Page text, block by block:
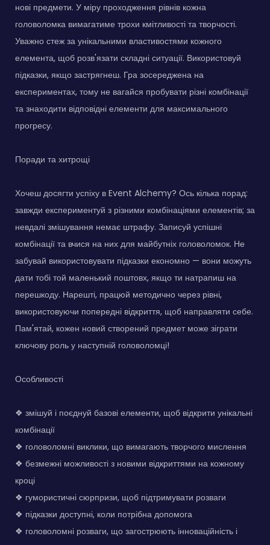
нові предмети. У міру проходження рівнів кожна
головоломка вимагатиме трохи кмітливості та творчості.
Уважно стеж за унікальними властивостями кожного
елемента, щоб розв'язати складні ситуації. Використовуй
підказки, якщо застрягнеш. Гра зосереджена на
експериментах, тому не вагайся пробувати різні комбінації
та знаходити відповідні елементи для максимального
прогресу.
Поради та хитрощі
Хочеш досягти успіху в Event Alchemy? Ось кілька порад:
завжди експериментуй з різними комбінаціями елементів; за
невдалі змішування немає штрафу. Записуй успішні
комбінації та вчися на них для майбутніх головоломок. Не
забувай використовувати підказки економно — вони можуть
дати тобі той маленький поштовх, якщо ти натрапиш на
перешкоду. Нарешті, працюй методично через рівні,
використовуючи попередні відкриття, щоб направляти себе.
Пам'ятай, кожен новий створений предмет може зіграти
ключову роль у наступній головоломці!
Особливості
❖ змішуй і поєднуй базові елементи, щоб відкрити унікальні
комбінації
❖ головоломні виклики, що вимагають творчого мислення
❖ безмежні можливості з новими відкриттями на кожному
кроці
❖ гумористичні сюрпризи, щоб підтримувати розваги
❖ підказки доступні, коли потрібна допомога
❖ головоломні розваги, що загострюють інноваційність і